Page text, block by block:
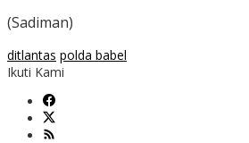
(Sadiman)
ditlantas polda babel
Ikuti Kami